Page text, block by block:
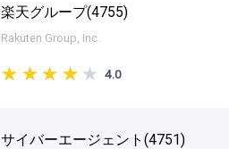
楽天グループ(4755)
Rakuten Group, Inc.
4.0
サイバーエージェント(4751)